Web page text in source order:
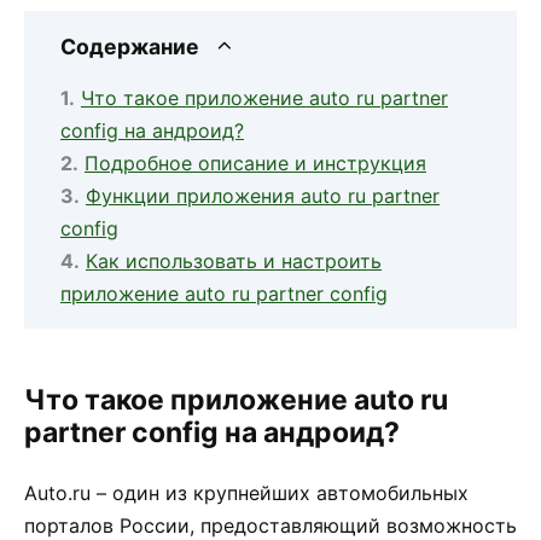
Содержание
Что такое приложение auto ru partner
config на андроид?
Подробное описание и инструкция
Функции приложения auto ru partner
config
Как использовать и настроить
приложение auto ru partner config
Что такое приложение auto ru
partner config на андроид?
Auto.ru – один из крупнейших автомобильных
порталов России, предоставляющий возможность